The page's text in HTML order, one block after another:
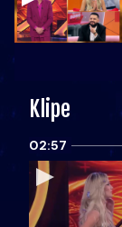
Klipe
02:57